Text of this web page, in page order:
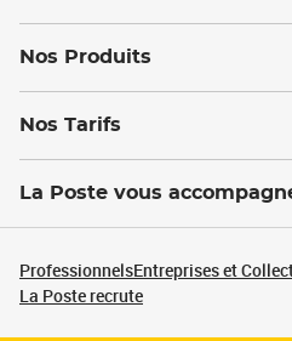
Nos Produits
Nos Tarifs
La Poste vous
ProfessionnelsEntreprises et
La Poste recrute